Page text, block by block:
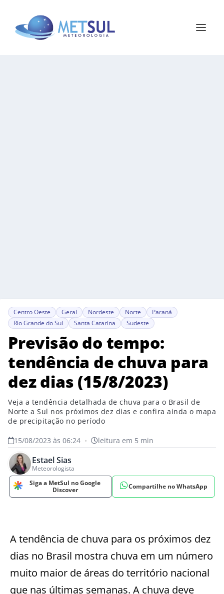
Centro Oeste Geral Nordeste Norte
Paraná
Rio Grande do Sul
Santa Catarina Sudeste
Previsão do tempo:
tendência de chuva para
dez dias (15/8/2023)
Veja a tendência detalhada de chuva para o Brasil de
Norte a Sul nos próximos dez dias e confira ainda o mapa
de precipitação no período
15/08/2023 às 06:24 • leitura em 5 min
Estael Sias
Meteorologista
Siga a MetSul no Google
Discover
Compartilhe no WhatsApp
A tendência de chuva para os próximos dez
dias no Brasil mostra chuva em um número
muito maior de áreas do território nacional
que nas últimas semanas. A chuva deve